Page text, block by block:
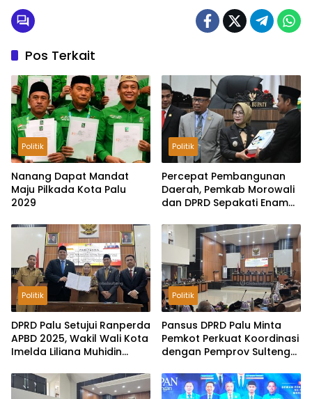
Pos Terkait
Politik
Nanang Dapat Mandat
Maju Pilkada Kota Palu
2029
Politik
Percepat Pembangunan
Daerah, Pemkab Morowali
dan DPRD Sepakati Enam
Politik
DPRD Palu Setujui Ranperda
APBD 2025, Wakil Wali Kota
Imelda Liliana Muhidin
Keuangan Terus Dibenahi
Politik
Pansus DPRD Palu Minta
Pemkot Perkuat Koordinasi
dengan Pemprov Sulteng
Pemungutan Pajak
Tambang